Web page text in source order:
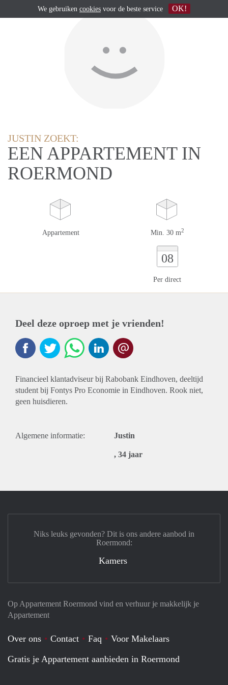
JUSTIN ZOEKT:
EEN APPARTEMENT IN
ROERMOND
Appartement Min. 30 m2
08
Per direct
Deel deze oproep met je vrienden!
Financieel klantadviseur bij Rabobank Eindhoven, deeltijd
student bij Fontys Pro Economie in Eindhoven. Rook niet,
geen huisdieren.
Algemene informatie: Justin
, 34 jaar
Op Appartement Roermond vind en verhuur je makkelijk je
Appartement
Over ons Contact Faq
Voor Makelaars
Gratis je Appartement aanbieden in Roermond
Niks leuks gevonden? Dit is ons andere aanbod in
Roermond:
Kamers
We gebruiken cookies voor de beste service OK!